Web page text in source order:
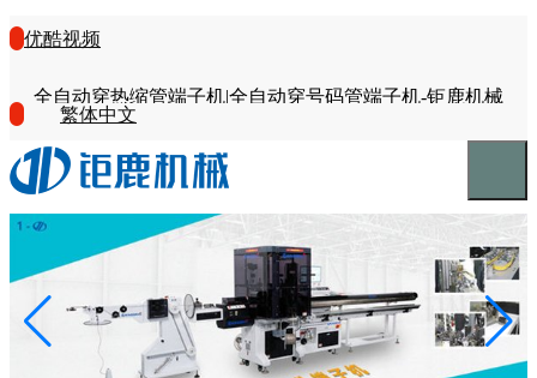
优酷视频
全自动穿热缩管端子机|全自动穿号码管端子机-钜鹿机械
繁体中文